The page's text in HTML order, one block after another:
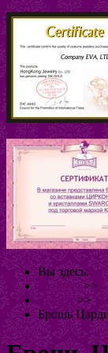
Вы здесь:
>>
>>
Брошь